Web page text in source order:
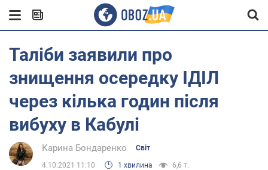
Таліби заявили про
знищення осередку ІДІЛ
через кілька годин після
вибуху в Кабулі
Карина Бондаренко Світ
4.10.2021 11:10 1 хвилина 6,6 т.